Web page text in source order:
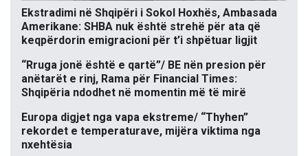
Ekstradimi në Shqipëri i Sokol Hoxhës, Ambasada
Amerikane: SHBA nuk është strehë për ata që
keqpërdorin emigracioni për t’i shpëtuar ligjit
“Rruga jonë është e qartë”/ BE nën presion për
anëtarët e rinj, Rama për Financial Times:
Shqipëria ndodhet në momentin më të mirë
Europa digjet nga vapa ekstreme/ “Thyhen”
rekordet e temperaturave, mijëra viktima nga
nxehtësia